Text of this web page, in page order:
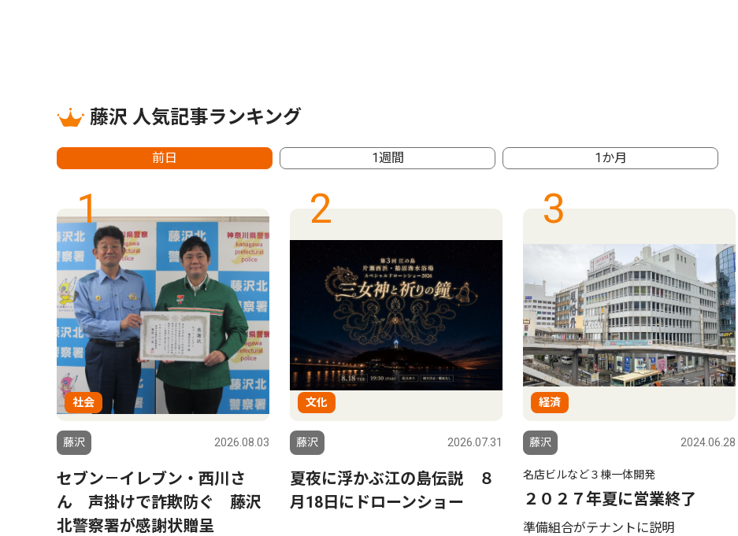
藤沢 人気記事ランキング
前日 1週間 1か月
1
社会
藤沢 2026.08.03
セブン－イレブン・西川さ
ん 声掛けで詐欺防ぐ 藤沢
北警察署が感謝状贈呈
2
文化
藤沢 2026.07.31
夏夜に浮かぶ江の島伝説 ８
月18日にドローンショー
3
経済
藤沢 2024.06.28
名店ビルなど３棟一体開発
２０２７年夏に営業終了
準備組合がテナントに説明